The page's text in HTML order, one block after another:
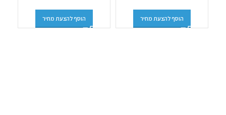
הוסף להצעת מחיר הוסף להצעת מחיר